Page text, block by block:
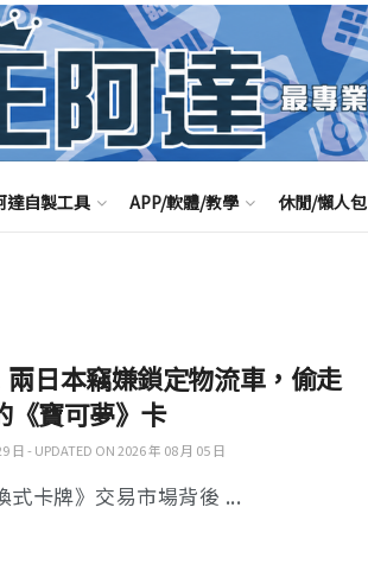
達自製工具 APP/軟體/教學 休閒/懶人包
日本竊嫌鎖定物流車，偷走
《寶可夢》卡
日 - UPDATED ON 2026 年 08 月 05 日
式卡牌》交易市場背後 ...